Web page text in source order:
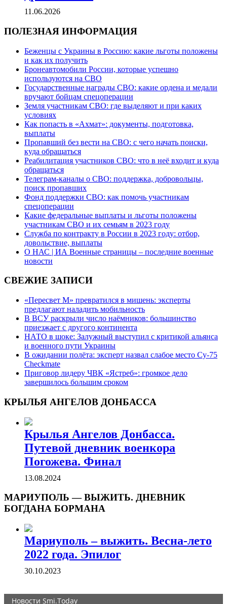
11.06.2026
ПОЛЕЗНАЯ ИНФОРМАЦИЯ
Беженцы с Украины в Россию: какие льготы положены
и как их получить
Бронеавтомобили России, которые успешно
используются на СВО
Государственные награды СВО: какие ордена и медали
вручают бойцам спецоперации
Земля участникам СВО: где выделяют и при каких
условиях
Как попасть в «Ахмат»: документы, подготовка,
выплаты
Пропавший без вести на СВО: с чего начать поиски,
куда обращаться
Реабилитация участников СВО: что в неё входит и куда
обращаться
Телеграм-каналы о СВО: поддержка, добровольцы,
поиск пропавших
Фонд поддержки СВО: как помочь участникам
спецоперации
Какие федеральные выплаты и льготы положены
участникам СВО и их семьям в 2023 году
Служба по контракту в России в 2023 году: отбор,
довольствие, выплаты
О НАС | ИА Военные страницы – последние военные
новости
СВЕЖИЕ ЗАПИСИ
«Пересвет М» превратился в мишень: эксперты
предлагают наладить мобильность
В ВСУ раскрыли число наёмников: большинство
приезжает с другого континента
НАТО в шоке: Залужный выступил с критикой альянса
и военного пути Украины
В ожидании полёта: эксперт назвал слабое место Су-75
Checkmate
Приговор лидеру ЧВК «Ястреб»: громкое дело
завершилось большим сроком
КРЫЛЬЯ АНГЕЛОВ ДОНБАССА
Крылья Ангелов Донбасса.
Путевой дневник военкора
Погожева. Финал
13.08.2024
МАРИУПОЛЬ — ВЫЖИТЬ. ДНЕВНИК
БОГДАНА БОРМАНА
Мариуполь – выжить. Весна-лето
2022 года. Эпилог
30.10.2023